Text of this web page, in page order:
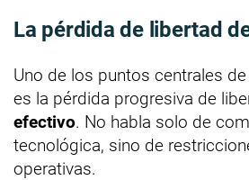
La pérdida de libertad
Uno de los puntos centrales
es la pérdida progresiva de
efectivo. No habla solo de
tecnológica, sino de
operativas.